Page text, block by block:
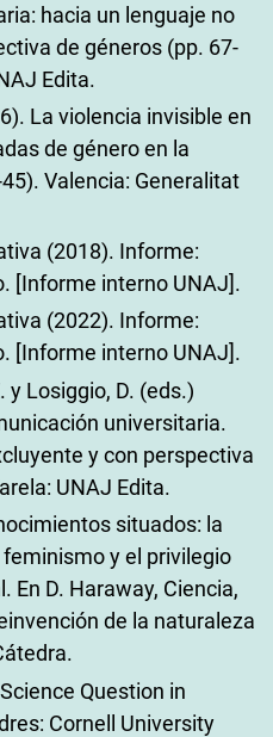
hacia un lenguaje no
de géneros (pp. 67-
Edita.
La violencia invisible en
de género en la
Valencia: Generalitat
(2018). Informe:
[Informe interno UNAJ].
(2022). Informe:
[Informe interno UNAJ].
y Losiggio, D. (eds.)
universitaria.
y con perspectiva
UNAJ Edita.
situados: la
y el privilegio
En D. Haraway, Ciencia,
de la naturaleza
Question in
Cornell University